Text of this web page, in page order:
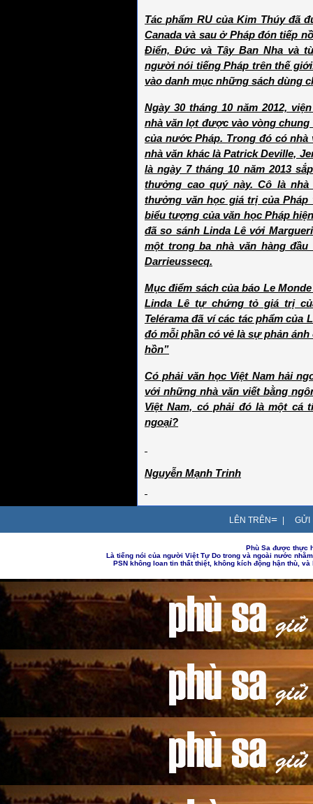
Tác phẩm RU của Kim Thúy đã
Canada và sau ở Pháp đón tiếp
Điển, Đức và Tây Ban Nha và
người nói tiếng Pháp trên thế
vào danh mục những sách dùng
Ngày 30 tháng 10 năm 2012,
nhà văn lọt được vào vòng
của nước Pháp. Trong đó có nhà
nhà văn khác là Patrick Deville,
là ngày 7 tháng 10 năm 2013
thưởng cao quý này. Cô là
thưởng văn học giá trị của
biểu tượng của văn học Pháp
đã so sánh Linda Lê với
một trong ba nhà văn hàng
Darrieussecq.
Mục điểm sách của báo Le
Linda Lê tự chứng tỏ giá trị
Telérama đã ví các tác phẩm của
đó mỗi phần có vẻ là sự phản
hồn”
Có phải văn học Việt Nam hải
với những nhà văn viết bằng
Việt Nam, có phải đó là một cá
ngoại?
Nguyễn Mạnh Trinh
LÊN TRÊN= GỬI
Phù Sa được thực
Là tiếng nói của người Việt Tự Do trong và ngoài nước
PSN không loan tin thất thiệt, không kích động hận thù,